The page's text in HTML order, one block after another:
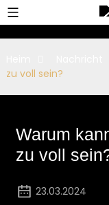
zu voll sein?
Warum
zu voll
23.03.2024